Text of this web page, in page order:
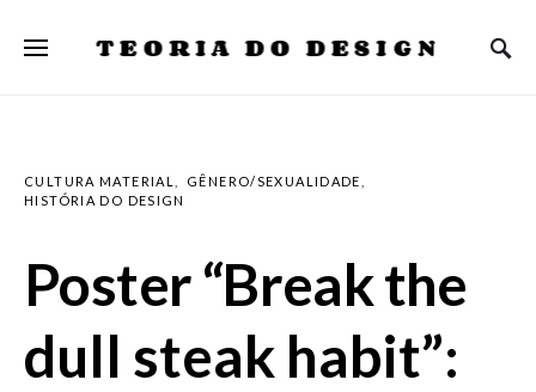
TEORIA DO DESIGN
CULTURA MATERIAL
GÊNERO/SEXUALIDADE
HISTÓRIA DO DESIGN
Poster “Break the
dull steak habit”: